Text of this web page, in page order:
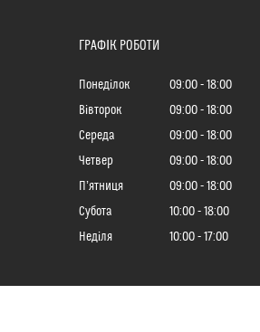
ГРАФІК РОБОТИ
Понеділок 09:00
18:00
Вівторок
09:00
18:00
Середа
09:00
18:00
Четвер
09:00
18:00
Пʼятниця
09:00
18:00
Субота
10:00
18:00
Неділя
10:00 17:00